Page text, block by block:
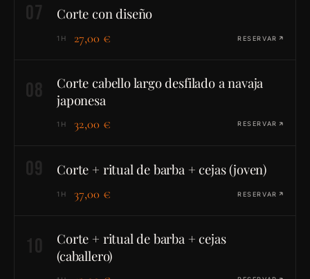
07 Corte con diseño
1H 27,00 € RESERVAR
08
Corte cabello largo desfilado a navaja
japonesa
1H 32,00 € RESERVAR
09 Corte + ritual de barba + cejas (joven)
1H 37,00 € RESERVAR
10
Corte + ritual de barba + cejas
(caballero)